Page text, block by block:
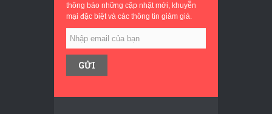
thông báo những cập nhật mới, khuyễn
mại đặc biệt và các thông tin giảm giá.